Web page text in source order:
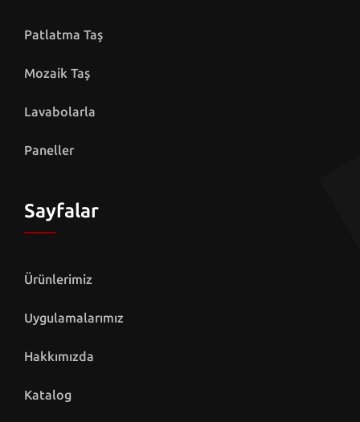
Patlatma Taş
Mozaik Taş
Lavabolarla
Paneller
Sayfalar
Ürünlerimiz
Uygulamalarımız
Hakkımızda
Katalog